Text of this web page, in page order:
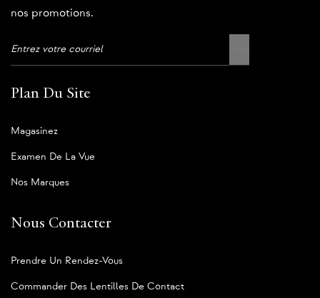
nos promotions.
Plan Du Site
Magasinez
Examen De La Vue
Nos Marques
Nous Contacter
Prendre Un Rendez-Vous
Commander Des Lentilles De Contact